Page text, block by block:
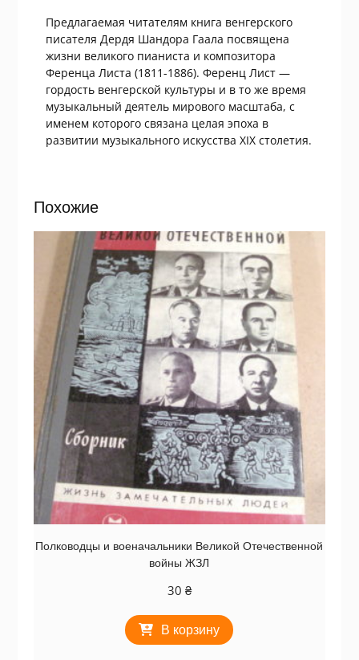
Предлагаемая читателям книга венгерского
писателя Дердя Шандора Гаала посвящена
жизни великого пианиста и композитора
Ференца Листа (1811-1886). Ференц Лист —
гордость венгерской культуры и в то же время
музыкальный деятель мирового масштаба, с
именем которого связана целая эпоха в
развитии музыкального искусства XIX столетия.
Похожие
Полководцы и военачальники Великой Отечественной
войны ЖЗЛ
30 ₴
В корзину